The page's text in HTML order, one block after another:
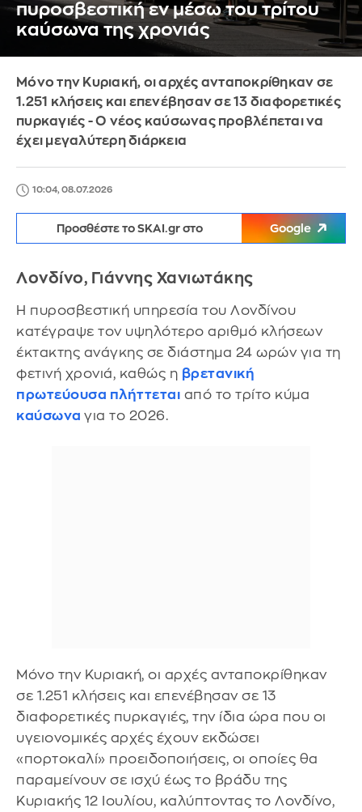
πυροσβεστική εν μέσω του τρίτου
καύσωνα της χρονιάς
Μόνο την Κυριακή, οι αρχές ανταποκρίθηκαν σε
1.251 κλήσεις και επενέβησαν σε 13 διαφορετικές
πυρκαγιές - Ο νέος καύσωνας προβλέπεται να
έχει μεγαλύτερη διάρκεια
10:04, 08.07.2026
Προσθέστε το SKAI.gr στο Google
Λονδίνο, Γιάννης Χανιωτάκης
Η πυροσβεστική υπηρεσία του Λονδίνου
κατέγραψε τον υψηλότερο αριθμό κλήσεων
έκτακτης ανάγκης σε διάστημα 24 ωρών για τη
φετινή χρονιά, καθώς η βρετανική
πρωτεύουσα πλήττεται από το τρίτο κύμα
καύσωνα για το 2026.
Μόνο την Κυριακή, οι αρχές ανταποκρίθηκαν
σε 1.251 κλήσεις και επενέβησαν σε 13
διαφορετικές πυρκαγιές, την ίδια ώρα που οι
υγειονομικές αρχές έχουν εκδώσει
«πορτοκαλί» προειδοποιήσεις, οι οποίες θα
παραμείνουν σε ισχύ έως το βράδυ της
Κυριακής 12 Ιουλίου, καλύπτοντας το Λονδίνο,